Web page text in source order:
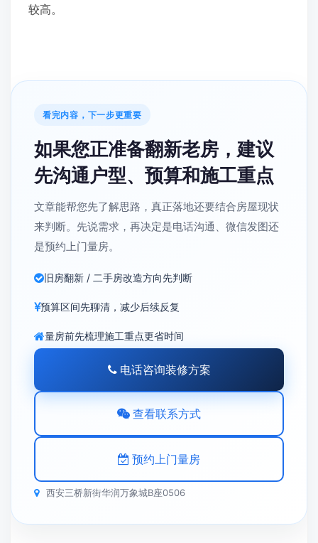
较高。
看完内容，下一步更重要
如果您正准备翻新老房，建议
先沟通户型、预算和施工重点
文章能帮您先了解思路，真正落地还要结合房屋现状
来判断。先说需求，再决定是电话沟通、微信发图还
是预约上门量房。
旧房翻新 / 二手房改造方向先判断
预算区间先聊清，减少后续反复
量房前先梳理施工重点更省时间
电话咨询装修方案
查看联系方式
预约上门量房
西安三桥新街华润万象城B座0506